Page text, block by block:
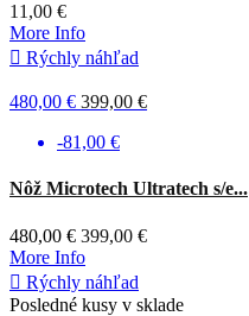
11,00 €
More Info
 Rýchly náhľad
480,00 € 399,00 €
-81,00 €
Čierna
Nôž Microtech Ultratech s/e...
480,00 € 399,00 €
More Info
 Rýchly náhľad
Posledné kusy v sklade